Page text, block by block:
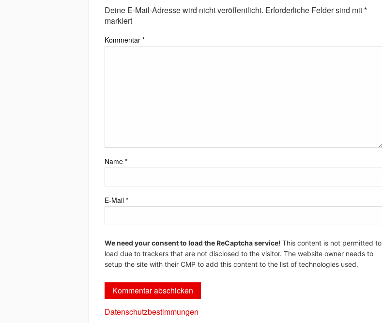
Deine E-Mail-Adresse wird nicht veröffentlicht. Erforderliche Felder sind mit*
markiert
Kommentar *
Name *
E-Mail *
We need your consent to load the ReCaptcha service! This content is not permitted to
load due to trackers that are not disclosed to the visitor. The website owner needs to
setup the site with their CMP to add this content to the list of technologies used.
Datenschutzbestimmungen